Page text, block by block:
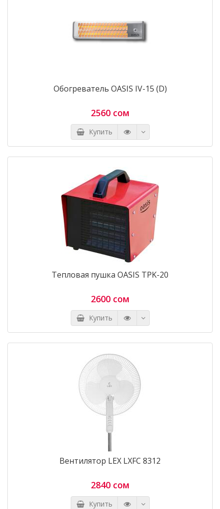
Обогреватель OASIS IV-15 (D)
2560 сом
Купить
Тепловая пушка OASIS TPK-20
2600 сом
Купить
Вентилятор LEX LXFC 8312
2840 сом
Купить